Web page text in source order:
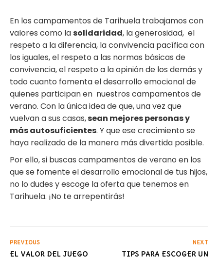
En los campamentos de Tarihuela trabajamos con
valores como lasolidaridad, lagenerosidad, el
respeto a la diferencia, la convivencia pacífica con
los iguales, el respeto a las normas básicas de
convivencia, el respeto a la opinión de los demás y
todo cuanto fomenta el desarrollo emocional de
quienes participan en nuestros campamentos de
verano. Con la única idea de que, una vez que
vuelvan a sus casas,sean mejores personas y
más autosuficientes. Y que ese crecimiento se
haya realizado de la manera más divertida posible.
Por ello, si buscas campamentos de verano en los
que se fomente el desarrollo emocional de tus hijos,
no lo dudes y escoge la oferta que tenemos en
Tarihuela. ¡No te arrepentirás!
PREVIOUS
EL VALOR DEL JUEGO
NEXT
TIPS PARA ESCOGER UN